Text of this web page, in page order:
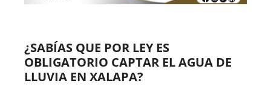
¿SABÍAS QUE POR LEY ES
OBLIGATORIO CAPTAR EL AGUA DE
LLUVIA EN XALAPA?